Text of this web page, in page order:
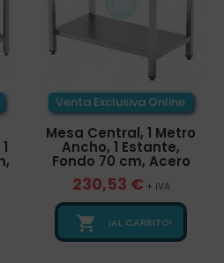
Venta Exclusiva Online
Mesa Central, 1 Metro
Ancho, 1 Estante,
Fondo 70 cm, Acero
230,53 € + IVA
 ¡AL CARRITO!